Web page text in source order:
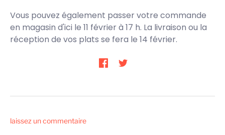
Vous pouvez également passer votre commande
en magasin d'ici le 11 février à 17 h. La livraison ou la
réception de vos plats se fera le 14 février.
laissez un commentaire